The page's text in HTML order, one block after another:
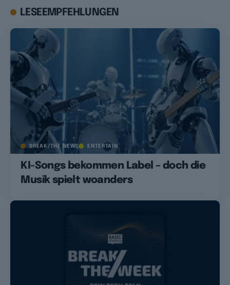
LESEEMPFEHLUNGEN
BREAK/THE NEWS ENTERTAIN
KI-Songs bekommen Label – doch die
Musik spielt woanders